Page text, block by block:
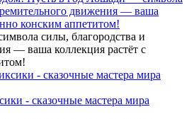
движения — ваша
конским аппетитом!
силы, благородства и
— ваша коллекция растёт с
- сказочные мастера мира